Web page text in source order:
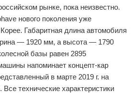
рынке, пока неизвестно.
нового поколения уже
Габаритная длина автомобиля
— 1920 мм, а высота — 1790
базы равен 2895
напоминает концепт-кар
в марте 2019 г. на
технические характеристики